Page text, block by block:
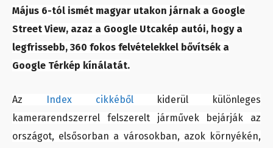
Május 6-tól ismét magyar utakon járnak a Google
Street View, azaz a Google Utcakép autói, hogy a
legfrissebb, 360 fokos felvételekkel bővítsék a
Google Térkép kínálatát.
Az Index cikkébőlkiderül különleges
kamerarendszerrel felszerelt járművek bejárják az
országot, elsősorban a városokban, azok környékén,